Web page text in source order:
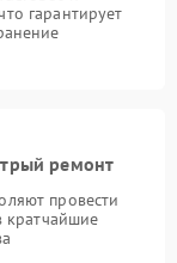
гарантирует
ремонт
провести
кратчайшие